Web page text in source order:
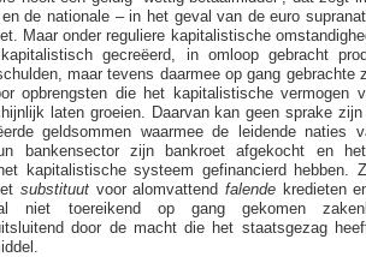
de nationale – in het geval van de euro
Maar onder reguliere kapitalistische
gecreëerd, in omloop gebracht
maar tevens daarmee op gang gebrachte
opbrengsten die het kapitalistische vermogen
laten groeien. Daarvan kan geen sprake
geldsommen waarmee de leidende naties
bankensector zijn bankroet afgekocht en
kapitalistische systeem gefinancierd hebben.
substituut voor alomvattend falende kredieten
niet toereikend op gang gekomen
door de macht die het staatsgezag